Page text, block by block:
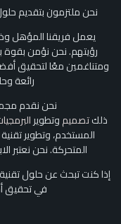
نحن ملتزمون بتقديم
يعمل فريقنا المؤهل
رؤيتهم. نحن نؤمن بقوة
ومتناغمين معًا لتحقيق
رائعة
نحن نقدم
ذلكتصميموتطوير
المستخدم، وتطوير
المتحركة. نحن نعتبر
إذا كنت تبحث عن حلول
في تحقيق